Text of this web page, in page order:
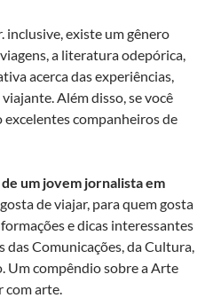
inclusive, existe um gênero
a literatura odepórica,
acerca das experiências,
Além disso, se você
excelentes companheiros de
um jovem jornalista em
de viajar, para quem gosta
e dicas interessantes
Comunicações, da Cultura,
Um compêndio sobre a Arte
com arte.